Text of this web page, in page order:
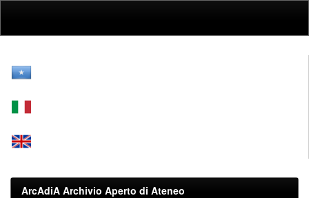
ArcAdiA Archivio Aperto di Ateneo